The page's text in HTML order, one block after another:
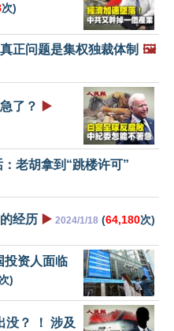
次)
正问题是集权独裁体制 🖼️
了？ ▶️
老胡拿到“跳楼许可”
经历 ▶️ 2024/1/18 (64,180次)
投资人面临
)
没？ ！ 涉及